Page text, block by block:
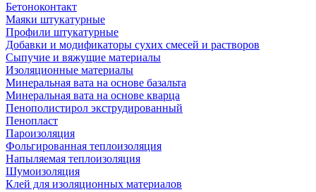
Бетоноконтакт
Маяки штукатурные
Профили штукатурные
Добавки и модификаторы сухих смесей и растворов
Сыпучие и вяжущие материалы
Изоляционные материалы
Минеральная вата на основе базальта
Минеральная вата на основе кварца
Пенополистирол экструдированный
Пенопласт
Пароизоляция
Фольгированная теплоизоляция
Напыляемая теплоизоляция
Шумоизоляция
Клей для изоляционных материалов